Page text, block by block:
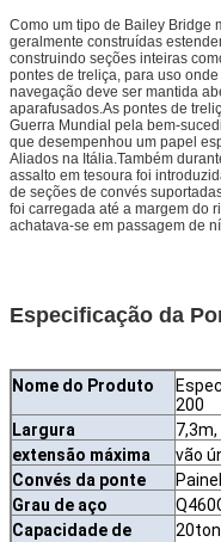
Como um tipo de Bailey Bridge
geralmente construídas
construindo seções inteiras
pontes de treliça, para uso
navegação deve ser mantida
aparafusados.As pontes de
Guerra Mundial pela bem-
que desempenhou um papel
Aliados na Itália.Também
assalto em tesoura foi
de seções de convés
foi carregada até a margem do
achatava-se em passagem de
Especificação da
Nome do Produto
200
Largura
7,3m,
extensão máxima
vão
Convés da ponte
Grau de aço
Capacidade de